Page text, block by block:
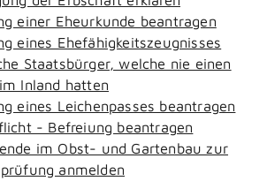
einer Eheurkunde beantragen
eines Ehefähigkeitszeugnisses
Staatsbürger, welche nie einen
Inland hatten
eines Leichenpasses beantragen
- Befreiung beantragen
im Obst- und Gartenbau zur
anmelden